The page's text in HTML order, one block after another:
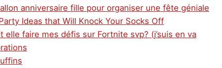
anniversaire fille pour organiser une fête géniale
Ideas that Will Knock Your Socks Off
elle faire mes défis sur Fortnite svp? (j’suis en va